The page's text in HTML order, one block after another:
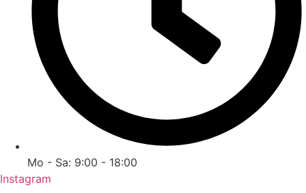
Mo - Sa: 9:00 - 18:00
Instagram